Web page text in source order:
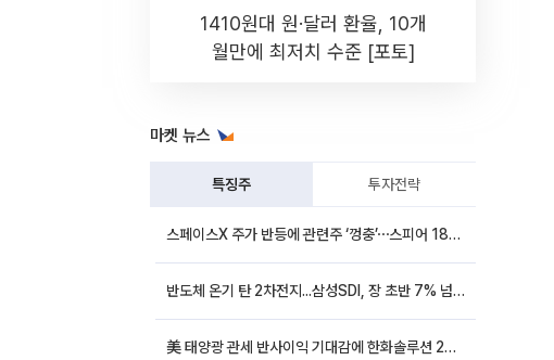
1410원대 원·달러 환율, 10개
월만에 최저치 수준 [포토]
마켓 뉴스
특징주 투자전략
스페이스X 주가 반등에 관련주 ‘껑충’⋯스피어 18%ㆍ에이치브이엠 12%↑
반도체 온기 탄 2차전지...삼성SDI, 장 초반 7% 넘게 껑충
美 태양광 관세 반사이익 기대감에 한화솔루션 20%대·OCI홀딩스 14%대 급등